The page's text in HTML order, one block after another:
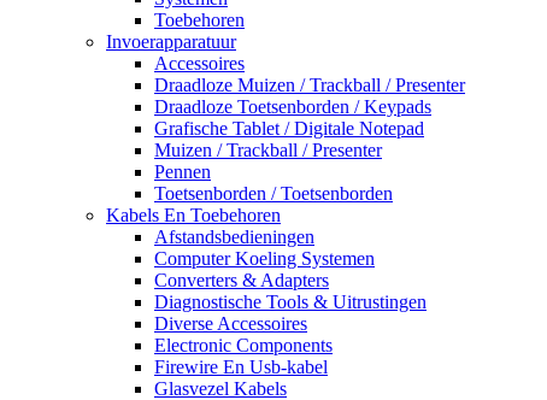
Toebehoren
Invoerapparatuur
Accessoires
Draadloze Muizen / Trackball / Presenter
Draadloze Toetsenborden / Keypads
Grafische Tablet / Digitale Notepad
Muizen / Trackball / Presenter
Pennen
Toetsenborden / Toetsenborden
Kabels En Toebehoren
Afstandsbedieningen
Computer Koeling Systemen
Converters & Adapters
Diagnostische Tools & Uitrustingen
Diverse Accessoires
Electronic Components
Firewire En Usb-kabel
Glasvezel Kabels